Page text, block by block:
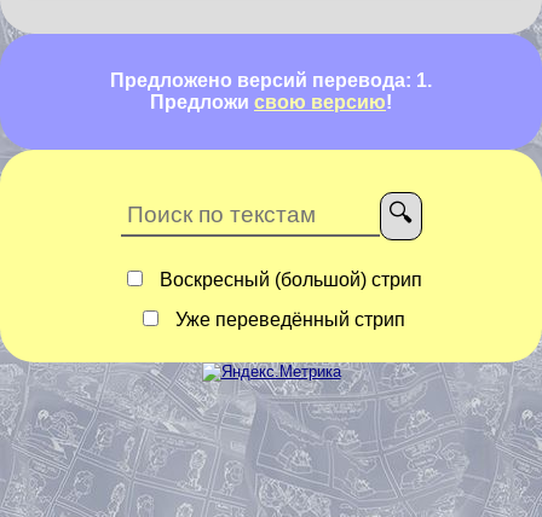
Предложено версий перевода: 1.
Предложи свою версию!
Воскресный (большой) стрип
Уже переведённый стрип